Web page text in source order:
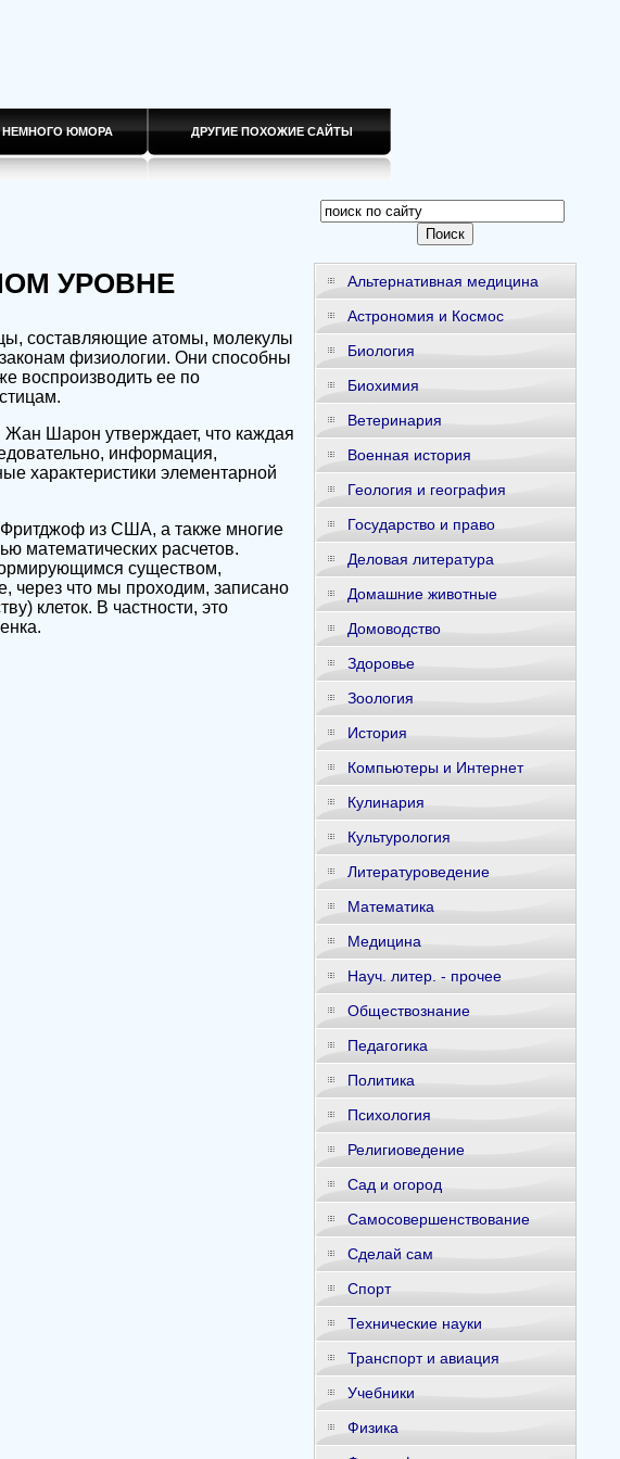
ЮМОРА ДРУГИЕ ПОХОЖИЕ САЙТЫ
УРОВНЕ
составляющие атомы, молекулы
физиологии. Они способны
воспроизводить ее по
Шарон утверждает, что каждая
информация,
характеристики элементарной
из США, а также многие
математических расчетов.
существом,
через что мы проходим, записано
клеток. В частности, это
Альтернативная медицина
Астрономия и Космос
Биология
Биохимия
Ветеринария
Военная история
Геология и география
Государство и право
Деловая литература
Домашние животные
Домоводство
Здоровье
Зоология
История
Компьютеры и Интернет
Кулинария
Культурология
Литературоведение
Математика
Медицина
Науч. литер. - прочее
Обществознание
Педагогика
Политика
Психология
Религиоведение
Сад и огород
Самосовершенствование
Сделай сам
Спорт
Технические науки
Транспорт и авиация
Учебники
Физика